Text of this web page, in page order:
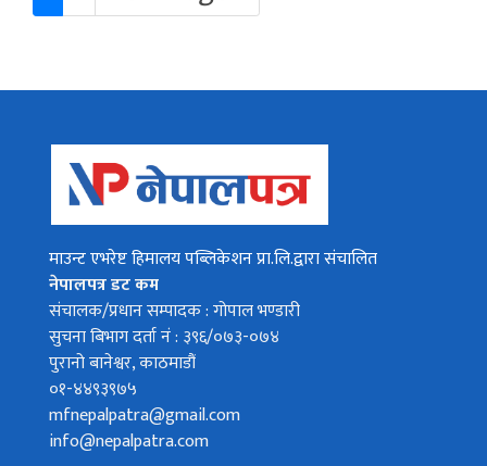
माउन्ट एभरेष्ट हिमालय पब्लिकेशन प्रा.लि.द्वारा संचालित
नेपालपत्र डट कम
संचालक/प्रधान सम्पादक : गोपाल भण्डारी
सुचना बिभाग दर्ता नं : ३९६/०७३-०७४
पुरानो बानेश्वर, काठमाडौं
०१-४४९३९७५
mfnepalpatra@gmail.com
info@nepalpatra.com